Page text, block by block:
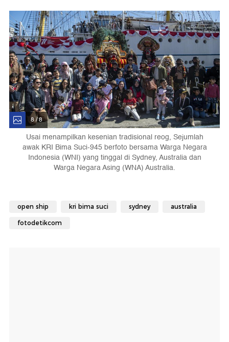
8 / 8
Usai menampilkan kesenian tradisional reog, Sejumlah
awak KRI Bima Suci-945 berfoto bersama Warga Negara
Indonesia (WNI) yang tinggal di Sydney, Australia dan
Warga Negara Asing (WNA) Australia.
open ship kri bima suci sydney australia
fotodetikcom